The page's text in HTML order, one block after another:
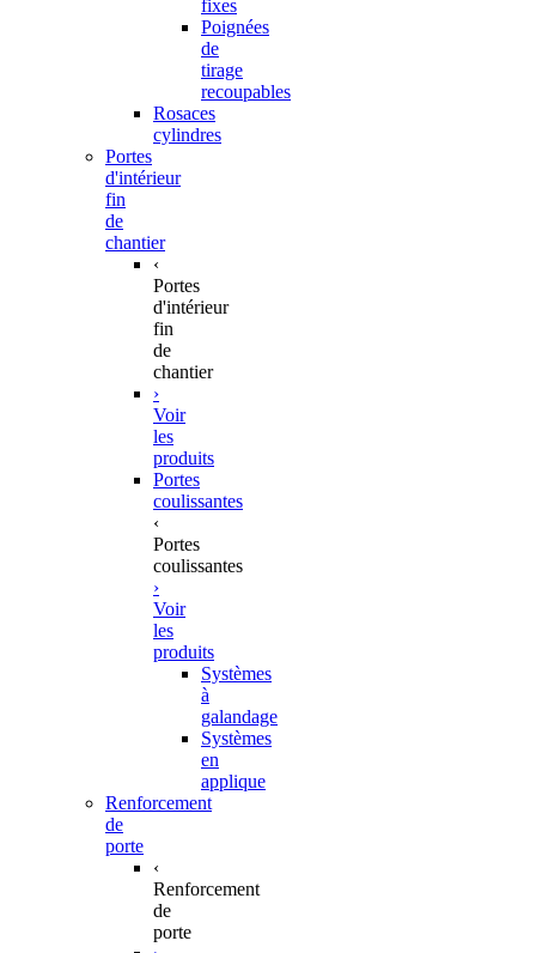
fixes
Poignées
de
tirage
recoupables
Rosaces
cylindres
Portes
d'intérieur
fin
de
chantier
‹
Portes
d'intérieur
fin
de
chantier
›
Voir
les
produits
Portes
coulissantes
‹
Portes
coulissantes
›
Voir
les
produits
Systèmes
à
galandage
Systèmes
en
applique
Renforcement
de
porte
‹
Renforcement
de
porte